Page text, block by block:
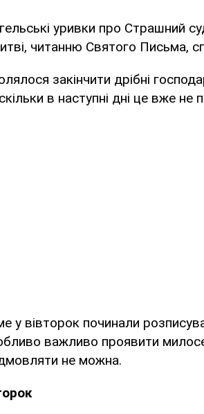
уривки про Страшний суд
читанню Святого Письма,
закінчити дрібні
в наступні дні це вже не
у вівторок починали
важливо проявити
не можна.